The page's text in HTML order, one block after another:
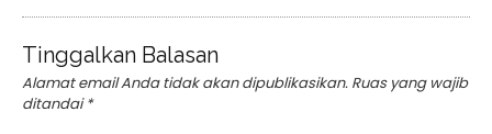
Tinggalkan Balasan
Alamat email Anda tidak akan dipublikasikan. Ruas yang wajib
ditandai*